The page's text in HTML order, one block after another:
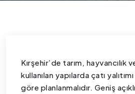
Kırşehir’de tarım, hayvancılık
kullanılan yapılarda çatı
göre planlanmalıdır. Geniş